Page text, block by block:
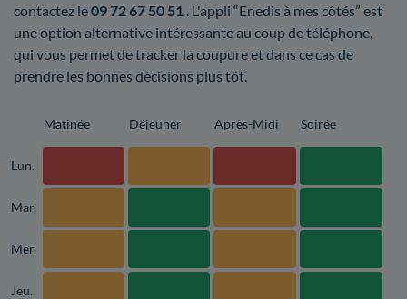
contactez le09 72 67 50 51
. L'appli “Enedis à mes côtés” est
une option alternative intéressante au coup de téléphone,
qui vous permet de tracker la coupure et dans ce cas de
prendre les bonnes décisions plus tôt.
Matinée Déjeuner Après-Midi Soirée
Lun.
Mar.
Mer.
Jeu.